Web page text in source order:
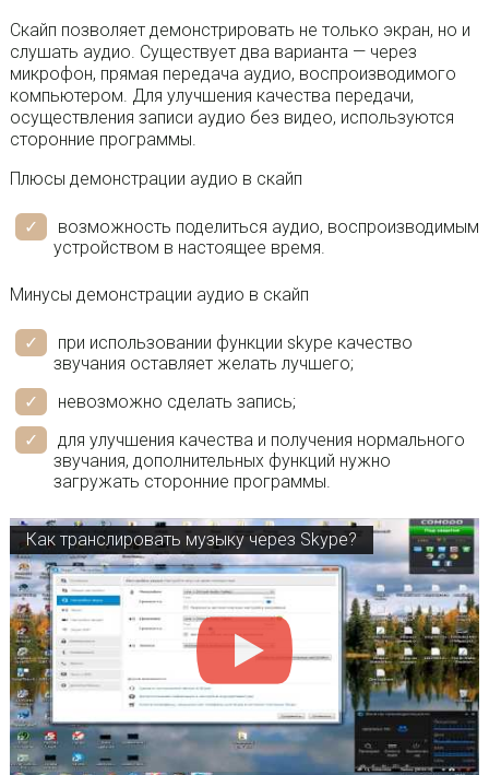
Скайп позволяет демонстрировать не только экран, но и
слушать аудио. Существует два варианта — через
микрофон, прямая передача аудио, воспроизводимого
компьютером. Для улучшения качества передачи,
осуществления записи аудио без видео, используются
сторонние программы.
Плюсы демонстрации аудио в скайп
возможность поделиться аудио, воспроизводимым
устройством в настоящее время.
Минусы демонстрации аудио в скайп
при использовании функции skype качество
звучания оставляет желать лучшего;
невозможно сделать запись;
для улучшения качества и получения нормального
звучания, дополнительных функций нужно
загружать сторонние программы.
Как транслировать музыку через Skype?